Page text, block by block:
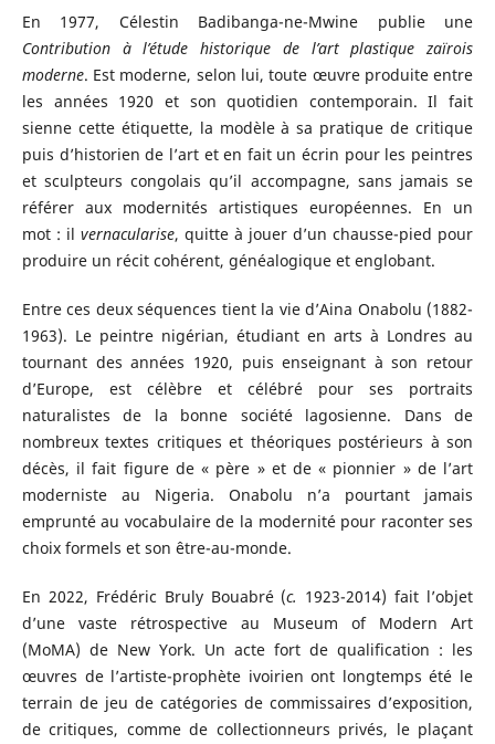
En 1977, Célestin Badibanga-ne-Mwine publie une
Contribution à l’étude historique de l’art plastique zaïrois
moderne. Est moderne, selon lui, toute œuvre produite entre
les années 1920 et son quotidien contemporain. Il fait
sienne cette étiquette, la modèle à sa pratique de critique
puis d’historien de l’art et en fait un écrin pour les peintres
et sculpteurs congolais qu’il accompagne, sans jamais se
référer aux modernités artistiques européennes. En un
mot : il vernacularise, quitte à jouer d’un chausse-pied pour
produire un récit cohérent, généalogique et englobant.
Entre ces deux séquences tient la vie d’Aina Onabolu (1882-
1963). Le peintre nigérian, étudiant en arts à Londres au
tournant des années 1920, puis enseignant à son retour
d’Europe, est célèbre et célébré pour ses portraits
naturalistes de la bonne société lagosienne. Dans de
nombreux textes critiques et théoriques postérieurs à son
décès, il fait figure de « père » et de « pionnier » de l’art
moderniste au Nigeria. Onabolu n’a pourtant jamais
emprunté au vocabulaire de la modernité pour raconter ses
choix formels et son être-au-monde.
En 2022, Frédéric Bruly Bouabré (c. 1923-2014) fait l’objet
d’une vaste rétrospective au Museum of Modern Art
(MoMA) de New York. Un acte fort de qualification : les
œuvres de l’artiste-prophète ivoirien ont longtemps été le
terrain de jeu de catégories de commissaires d’exposition,
de critiques, comme de collectionneurs privés, le plaçant